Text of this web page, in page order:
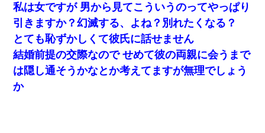
私は女ですが 男から見てこういうのってやっぱり
引きますか？幻滅する、よね？別れたくなる？
とても恥ずかしくて彼氏に話せません
結婚前提の交際なので せめて彼の両親に会うまで
は隠し通そうかなとか考えてますが無理でしょう
か